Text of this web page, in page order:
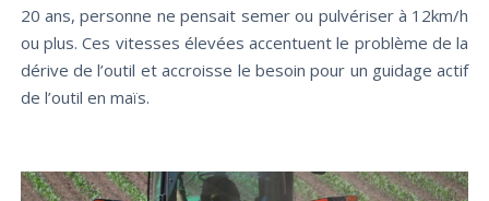
20 ans, personne ne pensait semer ou pulvériser à 12km/h
ou plus. Ces vitesses élevées accentuent le problème de la
dérive de l’outil et accroisse le besoin pour un guidage actif
de l’outil en maïs.